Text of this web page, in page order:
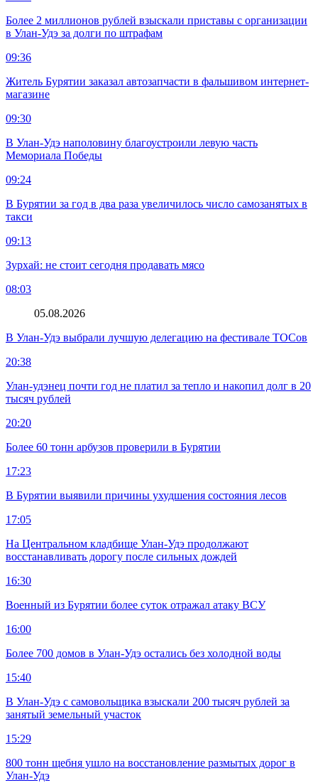
Более 2 миллионов рублей взыскали приставы с организации
в Улан-Удэ за долги по штрафам
09:36
Житель Бурятии заказал автозапчасти в фальшивом интернет-
магазине
09:30
В Улан-Удэ наполовину благоустроили левую часть
Мемориала Победы
09:24
В Бурятии за год в два раза увеличилось число самозанятых в
такси
09:13
Зурхай: не стоит сегодня продавать мясо
08:03
05.08.2026
В Улан-Удэ выбрали лучшую делегацию на фестивале ТОСов
20:38
Улан-удэнец почти год не платил за тепло и накопил долг в 20
тысяч рублей
20:20
Более 60 тонн арбузов проверили в Бурятии
17:23
В Бурятии выявили причины ухудшения состояния лесов
17:05
На Центральном кладбище Улан-Удэ продолжают
восстанавливать дорогу после сильных дождей
16:30
Военный из Бурятии более суток отражал атаку ВСУ
16:00
Более 700 домов в Улан-Удэ остались без холодной воды
15:40
В Улан-Удэ с самовольщика взыскали 200 тысяч рублей за
занятый земельный участок
15:29
800 тонн щебня ушло на восстановление размытых дорог в
Улан-Удэ